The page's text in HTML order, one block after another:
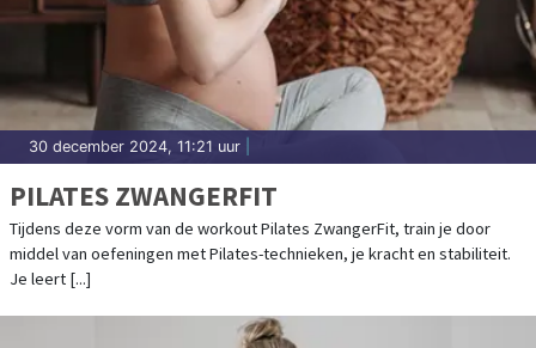
30 december 2024, 11:21 uur
PILATES ZWANGERFIT
Tijdens deze vorm van de workout Pilates ZwangerFit, train je door
middel van oefeningen met Pilates-technieken, je kracht en stabiliteit.
Je leert [...]